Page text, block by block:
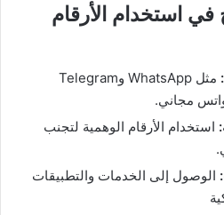
في استخدام الأرقام
مثل WhatsApp وTelegram
مجاني.
استخدام الأرقام الوهمية لتجنب
الوصول إلى الخدمات والتطبيقات